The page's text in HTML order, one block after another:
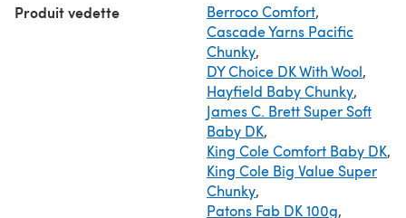
Produit vedette Berroco Comfort,
Cascade Yarns Pacific
Chunky,
DY Choice DK With Wool,
Hayfield Baby Chunky,
James C. Brett Super Soft
Baby DK,
King Cole Comfort Baby DK,
King Cole Big Value Super
Chunky,
Patons Fab DK 100g,